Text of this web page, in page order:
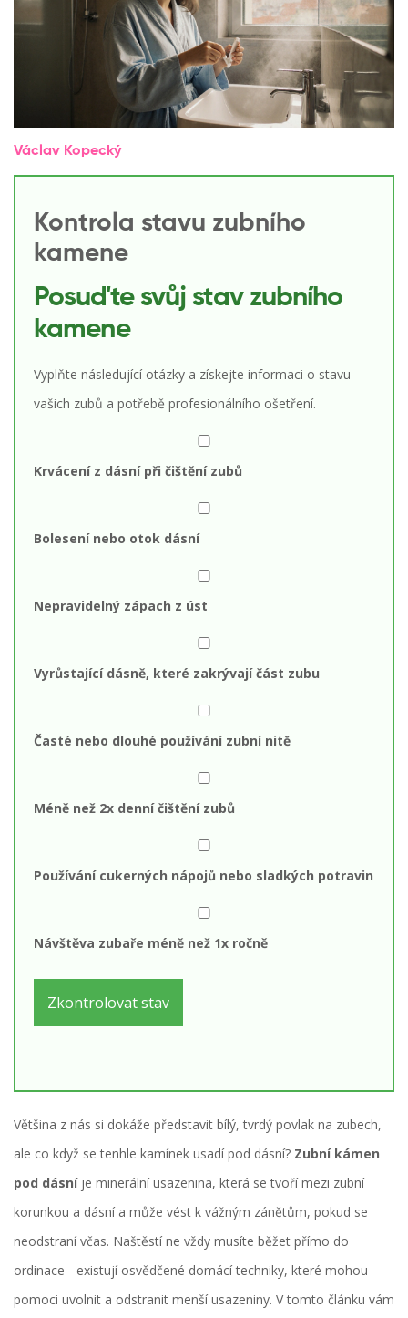
Václav Kopecký
Kontrola stavu zubního
kamene
Posuďte svůj stav zubního
kamene
Vyplňte následující otázky a získejte informaci o stavu
vašich zubů a potřebě profesionálního ošetření.
Krvácení z dásní při čištění zubů
Bolesení nebo otok dásní
Nepravidelný zápach z úst
Vyrůstající dásně, které zakrývají část zubu
Časté nebo dlouhé používání zubní nitě
Méně než 2x denní čištění zubů
Používání cukerných nápojů nebo sladkých potravin
Návštěva zubaře méně než 1x ročně
Zkontrolovat stav
Většina z nás si dokáže představit bílý, tvrdý povlak na zubech,
ale co když se tenhle kamínek usadí pod dásní? Zubní kámen
pod dásníje minerální usazenina, která se tvoří mezi zubní
korunkou a dásní a může vést k vážným zánětům, pokud se
neodstraní včas. Naštěstí ne vždy musíte běžet přímo do
ordinace - existují osvědčené domácí techniky, které mohou
pomoci uvolnit a odstranit menší usazeniny. V tomto článku vám